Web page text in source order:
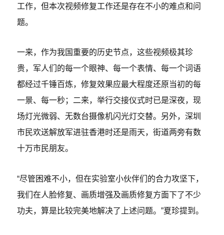
工作，但本次视频修复工作还是存在不小的难点和问
题。
一来，作为我国重要的历史节点，这些视频极其珍
贵，军人们的每一个眼神、每一个表情、每一个词语
都经过千锤百炼，修复效果应最大程度还原当初的每
一景、每一秒；二来，举行交接仪式时已是深夜，现
场灯光微弱、无数台摄像机闪光灯交替。另外，深圳
市民欢送解放军进驻香港时还是雨天，街道两旁有数
十万市民朋友。
“尽管困难不小，但在实验室小伙伴们的合力攻坚下，
我们在人脸修复、画质增强及画质修复方面下了不少
功夫，算是比较完美地解决了上述问题。”夏珍提到。